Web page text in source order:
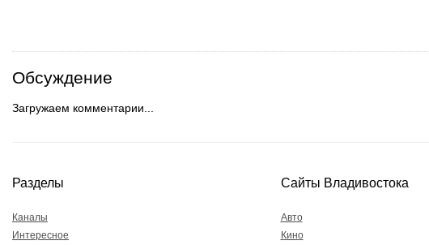
Обсуждение
Загружаем комментарии...
Разделы
Каналы
Интересное
Сайты Владивостока
Авто
Кино